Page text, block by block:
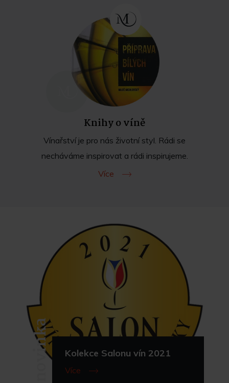
Knihy o víně
Vínařství je pro nás životní styl. Rádi se
necháváme inspirovat a rádi inspirujeme.
Více
Kolekce Salonu vín 2021
novinka Více